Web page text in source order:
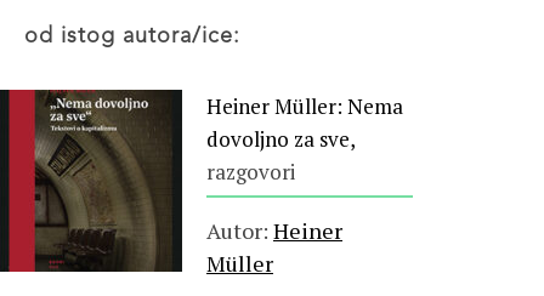
od istog autora/ice:
Heiner Müller: Nema
dovoljno za sve,
razgovori
Autor: Heiner
Müller